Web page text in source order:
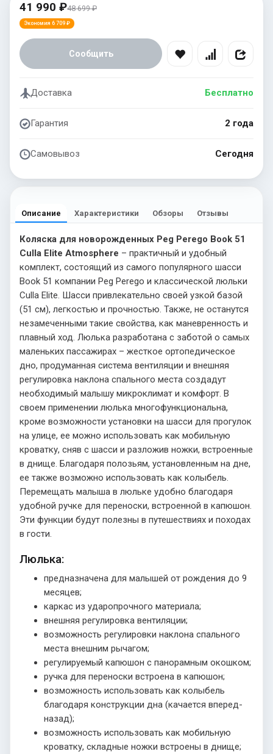
41 990 ₽48 699 ₽
Экономия 6 709 ₽
Сообщить
Доставка Бесплатно
Гарантия 2 года
Самовывоз Сегодня
Описание Характеристики Обзоры Отзывы
Коляска для новорожденных Peg Perego Book 51
Culla Elite Atmosphere – практичный и удобный
комплект, состоящий из самого популярного шасси
Book 51 компании Peg Perego и классической люльки
Culla Elite. Шасси привлекательно своей узкой базой
(51 см), легкостью и прочностью. Также, не останутся
незамеченными такие свойства, как маневренность и
плавный ход. Люлька разработана с заботой о самых
маленьких пассажирах – жесткое ортопедическое
дно, продуманная система вентиляции и внешняя
регулировка наклона спального места создадут
необходимый малышу микроклимат и комфорт. В
своем применении люлька многофункциональна,
кроме возможности установки на шасси для прогулок
на улице, ее можно использовать как мобильную
кроватку, сняв с шасси и разложив ножки, встроенные
в днище. Благодаря полозьям, установленным на дне,
ее также возможно использовать как колыбель.
Перемещать малыша в люльке удобно благодаря
удобной ручке для переноски, встроенной в капюшон.
Эти функции будут полезны в путешествиях и походах
в гости.
Люлька:
предназначена для малышей от рождения до 9
месяцев;
каркас из ударопрочного материала;
внешняя регулировка вентиляции;
возможность регулировки наклона спального
места внешним рычагом;
регулируемый капюшон с панорамным окошком;
ручка для переноски встроена в капюшон;
возможность использовать как колыбель
благодаря конструкции дна (качается вперед-
назад);
возможность использовать как мобильную
кроватку, складные ножки встроены в днище;